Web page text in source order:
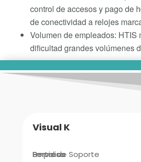
Visual K
Empresa
Portal de Soporte
Servicios